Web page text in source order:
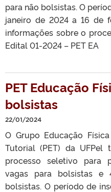
para não bolsistas. O
janeiro de 2024 a 16 de
informações sobre o
Edital 01-2024 – PET EA
PET Educação
bolsistas
22/01/2024
O Grupo Educação
Tutorial (PET) da
processo seletivo para
vagas para bolsistas e
bolsistas. O período de